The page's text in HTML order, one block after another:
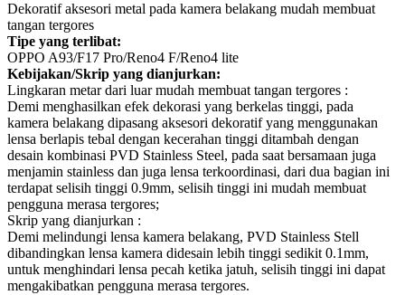
Dekoratif aksesori metal pada kamera belakang mudah membuat
tangan tergores
Tipe yang terlibat:
OPPO A93/F17 Pro/Reno4 F/Reno4 lite
Kebijakan/Skrip yang dianjurkan:
Lingkaran metar dari luar mudah membuat tangan tergores :
Demi menghasilkan efek dekorasi yang berkelas tinggi, pada
kamera belakang dipasang aksesori dekoratif yang menggunakan
lensa berlapis tebal dengan kecerahan tinggi ditambah dengan
desain kombinasi PVD Stainless Steel, pada saat bersamaan juga
menjamin stainless dan juga lensa terkoordinasi, dari dua bagian ini
terdapat selisih tinggi 0.9mm, selisih tinggi ini mudah membuat
pengguna merasa tergores;
Skrip yang dianjurkan :
Demi melindungi lensa kamera belakang, PVD Stainless Stell
dibandingkan lensa kamera didesain lebih tinggi sedikit 0.1mm,
untuk menghindari lensa pecah ketika jatuh, selisih tinggi ini dapat
mengakibatkan pengguna merasa tergores.